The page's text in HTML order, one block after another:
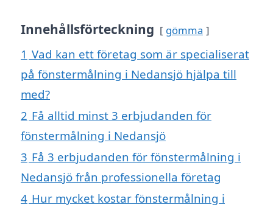
Innehållsförteckning gömma
1 Vad kan ett företag som är specialiserat
på fönstermålning i Nedansjö hjälpa till
med?
2 Få alltid minst 3 erbjudanden för
fönstermålning i Nedansjö
3 Få 3 erbjudanden för fönstermålning i
Nedansjö från professionella företag
4 Hur mycket kostar fönstermålning i